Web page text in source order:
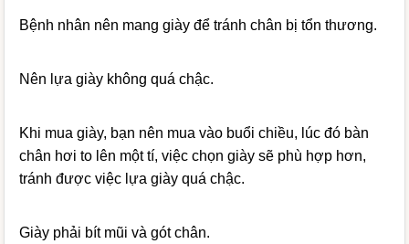
Bệnh nhân nên mang giày để tránh chân bị tổn thương.
Nên lựa giày không quá chậc.
Khi mua giày, bạn nên mua vào buổi chiều, lúc đó bàn
chân hơi to lên một tí, việc chọn giày sẽ phù hợp hơn,
tránh được việc lựa giày quá chậc.
Giày phải bít mũi và gót chân.